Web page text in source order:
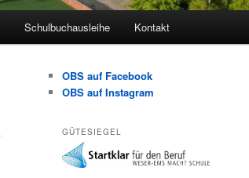
Schulbuchausleihe Kontakt
OBS auf Facebook
OBS auf Instagram
GÜTESIEGEL